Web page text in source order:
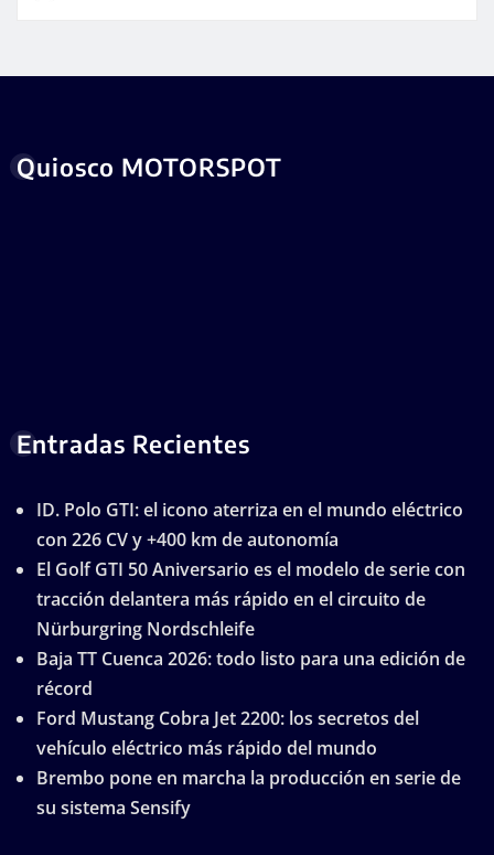
Quiosco MOTORSPOT
Entradas Recientes
ID. Polo GTI: el icono aterriza en el mundo eléctrico
con 226 CV y +400 km de autonomía
El Golf GTI 50 Aniversario es el modelo de serie con
tracción delantera más rápido en el circuito de
Nürburgring Nordschleife
Baja TT Cuenca 2026: todo listo para una edición de
récord
Ford Mustang Cobra Jet 2200: los secretos del
vehículo eléctrico más rápido del mundo
Brembo pone en marcha la producción en serie de
su sistema Sensify